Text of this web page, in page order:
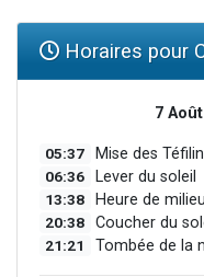
Horaires pour
7
05:37 Mise des
06:36 Lever du soleil
13:38 Heure de
20:38 Coucher du
21:21 Tombée de la